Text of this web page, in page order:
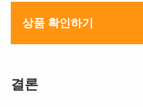
상품 확인하기
결론